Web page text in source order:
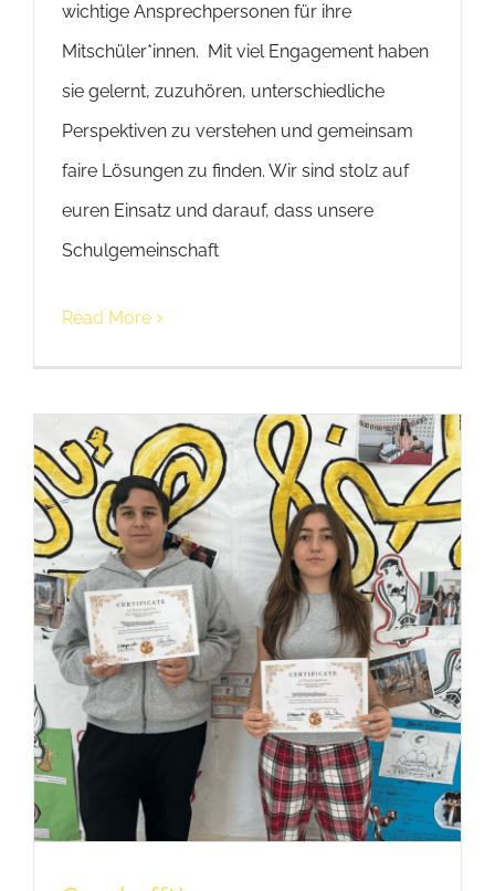
wichtige Ansprechpersonen für ihre
Mitschüler*innen. Mit viel Engagement haben
sie gelernt, zuzuhören, unterschiedliche
Perspektiven zu verstehen und gemeinsam
faire Lösungen zu finden. Wir sind stolz auf
euren Einsatz und darauf, dass unsere
Schulgemeinschaft
Read More